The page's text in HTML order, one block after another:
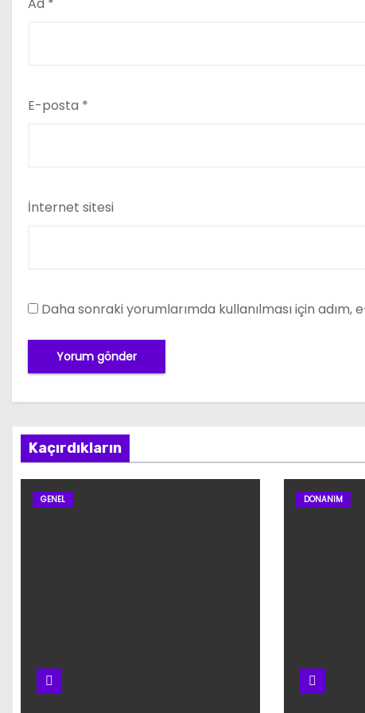
E-posta *
İnternet sitesi
Daha sonraki yorumlarımda kullanılması için
Kaçırdıkların
GENEL DONANIM